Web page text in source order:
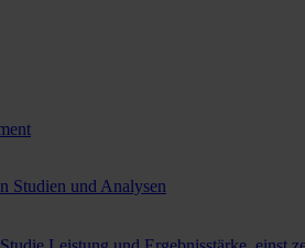
Studien und Analysen